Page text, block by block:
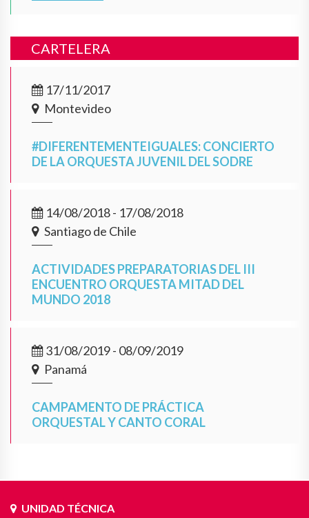
CARTELERA
17/11/2017
Montevideo
#DIFERENTEMENTEIGUALES: CONCIERTO
DE LA ORQUESTA JUVENIL DEL SODRE
14/08/2018 - 17/08/2018
Santiago de Chile
ACTIVIDADES PREPARATORIAS DEL III
ENCUENTRO ORQUESTA MITAD DEL
MUNDO 2018
31/08/2019 - 08/09/2019
Panamá
CAMPAMENTO DE PRÁCTICA
ORQUESTAL Y CANTO CORAL
UNIDAD TÉCNICA